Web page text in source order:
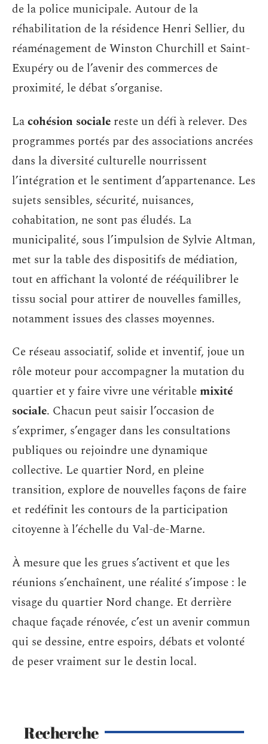
de la police municipale. Autour de la
réhabilitation de la résidence Henri Sellier, du
réaménagement de Winston Churchill et Saint-
Exupéry ou de l’avenir des commerces de
proximité, le débat s’organise.
Lacohésion sociale reste un défi à relever. Des
programmes portés par des associations ancrées
dans la diversité culturelle nourrissent
l’intégration et le sentiment d’appartenance. Les
sujets sensibles, sécurité, nuisances,
cohabitation, ne sont pas éludés. La
municipalité, sous l’impulsion de Sylvie Altman,
met sur la table des dispositifs de médiation,
tout en affichant la volonté de rééquilibrer le
tissu social pour attirer de nouvelles familles,
notamment issues des classes moyennes.
Ce réseau associatif, solide et inventif, joue un
rôle moteur pour accompagner la mutation du
quartier et y faire vivre une véritablemixité
sociale. Chacun peut saisir l’occasion de
s’exprimer, s’engager dans les consultations
publiques ou rejoindre une dynamique
collective. Le quartier Nord, en pleine
transition, explore de nouvelles façons de faire
et redéfinit les contours de la participation
citoyenne à l’échelle du Val-de-Marne.
À mesure que les grues s’activent et que les
réunions s’enchaînent, une réalité s’impose : le
visage du quartier Nord change. Et derrière
chaque façade rénovée, c’est un avenir commun
qui se dessine, entre espoirs, débats et volonté
de peser vraiment sur le destin local.
Recherche